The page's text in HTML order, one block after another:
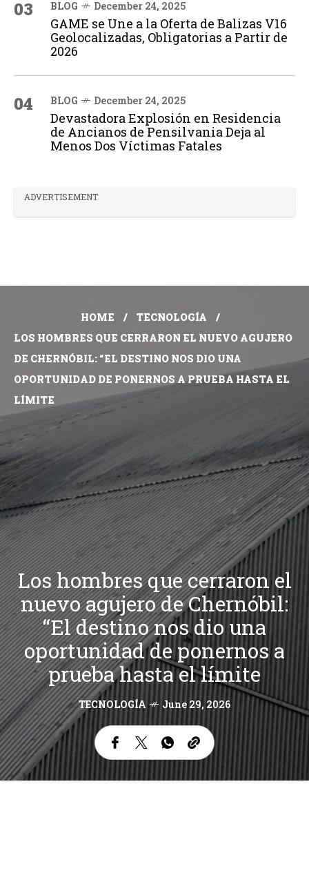
03 BLOG December 24, 2025
GAME se Une a la Oferta de Balizas V16
Geolocalizadas, Obligatorias a Partir de
2026
04 BLOG December 24, 2025
Devastadora Explosión en Residencia
de Ancianos de Pensilvania Deja al
Menos Dos Víctimas Fatales
ADVERTISEMENT
HOME
TECNOLOGÍA
LOS HOMBRES QUE CERRARON EL NUEVO AGUJERO
DE CHERNÓBIL: “EL DESTINO NOS DIO UNA
OPORTUNIDAD DE PONERNOS A PRUEBA HASTA EL
LÍMITE
Los hombres que cerraron el
nuevo agujero de Chernóbil:
“El destino nos dio una
oportunidad de ponernos a
prueba hasta el límite
TECNOLOGÍA June 29, 2026